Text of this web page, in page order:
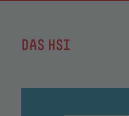
DAS HSI